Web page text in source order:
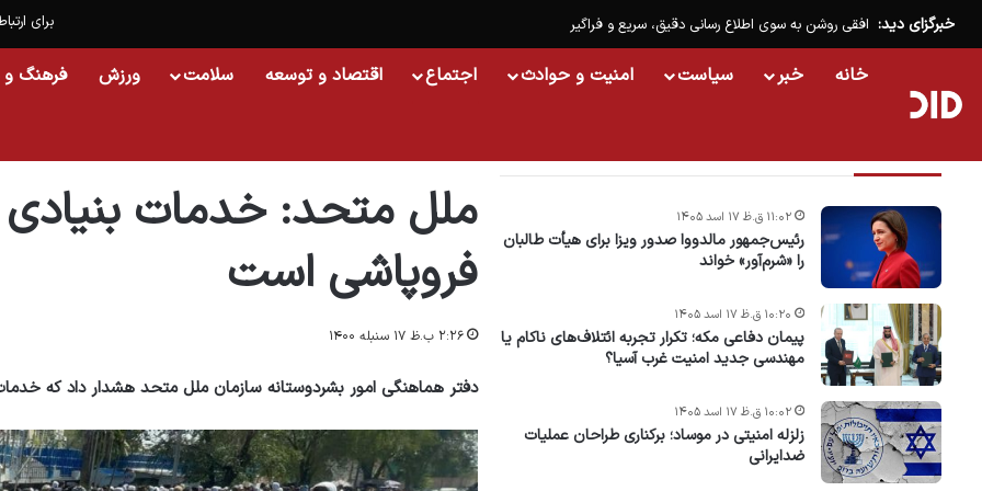
برای خبرگزای دید: افقی روشن به سوی اطلاع رسانی دقیق، سریع و فراگیر
خانه خبر سیاست امنیت و حوادث اجتماع اقتصاد و توسعه سلامت ورزش فرهنگ و
ملل متحد: خدمات بنیادی
فروپاشی است
۲:۲۶ ب.ظ ۱۷ سنبله ۱۴۰۰
دفتر هماهنگی امور بشردوستانه سازمان ملل متحد هشدار داد که
رئیس‌جمهور مالدووا صدور ویزا برای هیأت طالبان
را «شرم‌آور» خواند
۱۱:۰۲ ق.ظ ۱۷ اسد ۱۴۰۵
پیمان دفاعی مکه؛ تکرار تجربه ائتلاف‌های ناکام یا
مهندسی جدید امنیت غرب آسیا؟
۱۰:۲۰ ق.ظ ۱۷ اسد ۱۴۰۵
زلزله امنیتی در موساد؛ برکناری طراحان عملیات
ضدایرانی
۱۰:۰۲ ق.ظ ۱۷ اسد ۱۴۰۵